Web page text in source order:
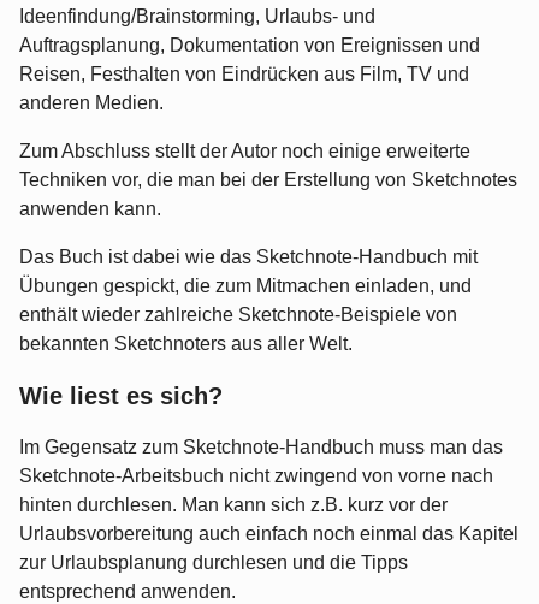
Ideenfindung/Brainstorming, Urlaubs- und
Auftragsplanung, Dokumentation von Ereignissen und
Reisen, Festhalten von Eindrücken aus Film, TV und
anderen Medien.
Zum Abschluss stellt der Autor noch einige erweiterte
Techniken vor, die man bei der Erstellung von Sketchnotes
anwenden kann.
Das Buch ist dabei wie das Sketchnote-Handbuch mit
Übungen gespickt, die zum Mitmachen einladen, und
enthält wieder zahlreiche Sketchnote-Beispiele von
bekannten Sketchnoters aus aller Welt.
Wie liest es sich?
Im Gegensatz zum Sketchnote-Handbuch muss man das
Sketchnote-Arbeitsbuch nicht zwingend von vorne nach
hinten durchlesen. Man kann sich z.B. kurz vor der
Urlaubsvorbereitung auch einfach noch einmal das Kapitel
zur Urlaubsplanung durchlesen und die Tipps
entsprechend anwenden.